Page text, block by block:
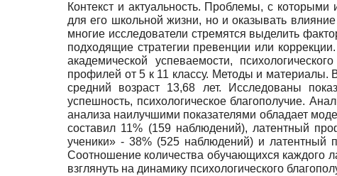
Контекст и актуальность. Проблемы, с которыми
для его школьной жизни, но и оказывать
многие исследователи стремятся выделить
подходящие стратегии превенции или
академической успеваемости,
профилей от 5 к 11 классу. Методы и материалы.
средний возраст 13,68 лет. Исследованы
успешность, психологическое благополучие.
анализа наилучшими показателями обладает
составил 11% (159 наблюдений), латентный
ученики» - 38% (525 наблюдений) и латентный
Соотношение количества обучающихся каждого
взглянуть на динамику психологического